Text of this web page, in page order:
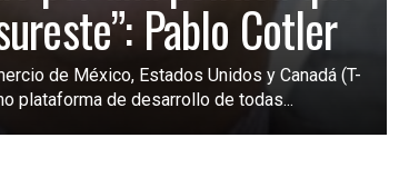
Pablo Cotler
de México, Estados Unidos y Canadá (T-
plataforma de desarrollo de todas...